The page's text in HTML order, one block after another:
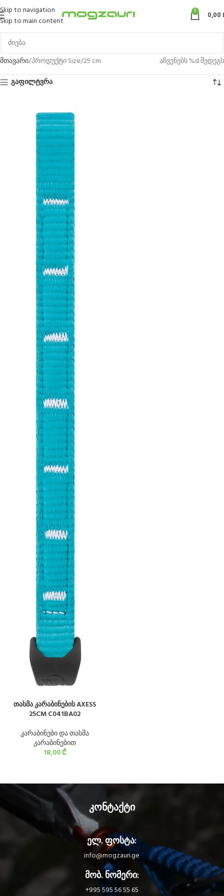
Skip to navigation
Skip to main content
0 0,00
მთავარი პროდუქტი Size 25 cm
აჩვენებს %d შედეგს
გაფილტვრა
თასმა კარაბინების AXESS
25CM C041BA02
კარაბინები და თასმა
კარაბინებით
18,00₾
კონტაქტი
ელ. ფოსტა:
info@mogzauri.ge
მობ. ნომერი:
+995 595 56 55 65